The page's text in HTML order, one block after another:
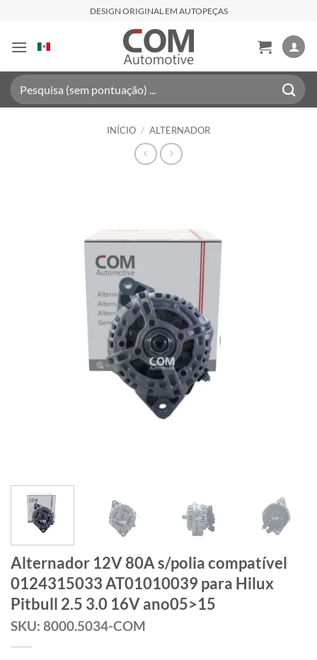
content
DESIGN ORIGINAL EM AUTOPEÇAS
Pesquisar
por:
INÍCIO / ALTERNADOR
Alternador 12V 80A s/polia compatível
0124315033 AT01010039 para Hilux
Pitbull 2.5 3.0 16V ano05>15
SKU: 8000.5034-COM